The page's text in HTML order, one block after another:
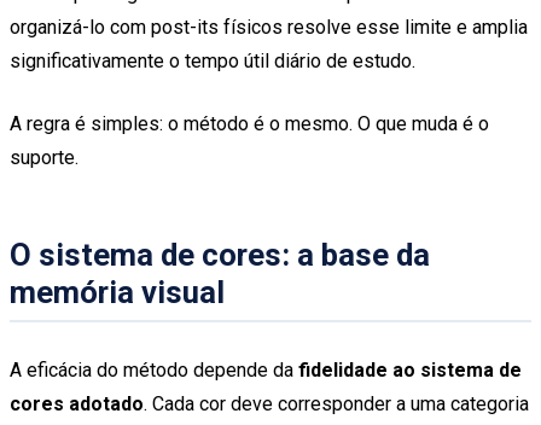
organizá-lo com post-its físicos resolve esse limite e amplia
significativamente o tempo útil diário de estudo.
A regra é simples: o método é o mesmo. O que muda é o
suporte.
O sistema de cores: a base da
memória visual
A eficácia do método depende da fidelidade ao sistema de
cores adotado. Cada cor deve corresponder a uma categoria